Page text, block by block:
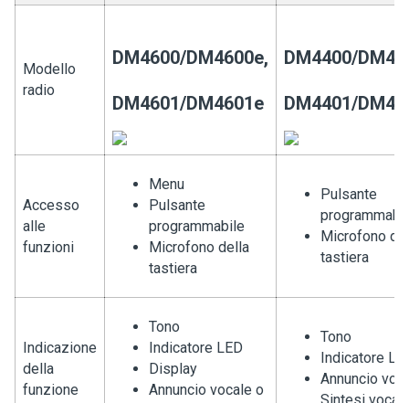
Modello
radio
DM4600/DM4600e,
DM4601/DM4601e
DM4400/
DM4401/
Accesso
alle
funzioni
Menu
Pulsante
programmabile
Microfono della
tastiera
Pulsante
Microfono
tastiera
Indicazione
della
funzione
Tono
Indicatore LED
Display
Annuncio vocale o
Tono
Indicatore
Annuncio